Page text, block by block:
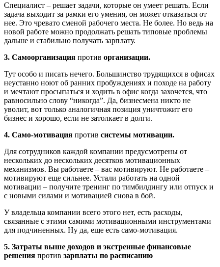
Специалист – решает задачи, которые он умеет решать. Если
задача выходит за рамки его умения, он может отказаться от
нее. Это чревато сменой рабочего места. Не более. Но ведь на
новой работе можно продолжать решать типовые проблемы
дальше и стабильно получать зарплату.
3. Самоорганизация против организации.
Тут особо и писать нечего. Большинство трудящихся в офисах
неустанно ноют об ранних пробуждениях и походе на работу
и мечтают просыпаться и ходить в офис когда захочется, что
равносильно слову “никогда”. Да, бизнесмена никто не
уволит, вот только аналогичная позиция уничтожит его
бизнес и хорошо, если не затолкает в долги.
4. Само-мотивация против системы мотивации.
Для сотрудников каждой компании предусмотрены от
нескольких до нескольких десятков мотивационных
механизмов. Вы работаете – вас мотивируют. Не работаете –
мотивируют еще сильнее. Устали работать на одной
мотивации – получите тренинг по тимбилдингу или отпуск и
с новыми силами и мотивацией снова в бой.
У владельца компании всего этого нет, есть расходы,
связанные с этими самими мотивационными инструментами
для подчиненных. Ну да, еще есть само-мотивация.
5. Затраты выше доходов и экстренные финансовые
решения против зарплаты по расписанию